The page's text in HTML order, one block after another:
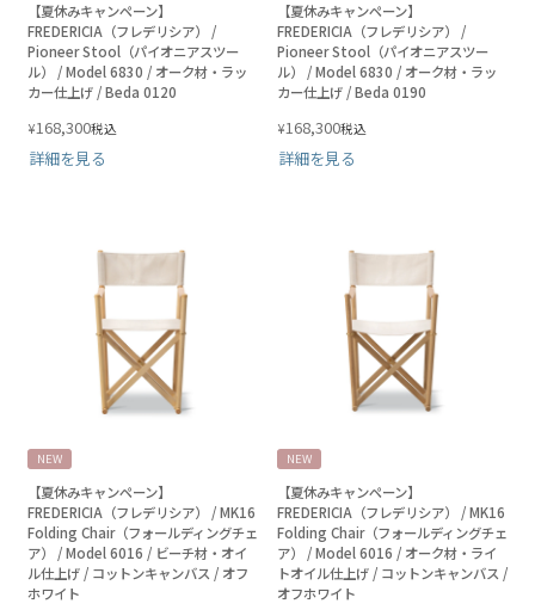
【夏休みキャンペーン】
FREDERICIA（フレデリシア） /
Pioneer Stool（パイオニアスツー
ル） / Model 6830 / オーク材・ラッ
カー仕上げ / Beda 0120
¥168,300税込
詳細を見る
【夏休みキャンペーン】
FREDERICIA（フレデリシア） /
Pioneer Stool（パイオニアスツー
ル） / Model 6830 / オーク材・ラッ
カー仕上げ / Beda 0190
¥168,300税込
詳細を見る
NEW
【夏休みキャンペーン】
FREDERICIA（フレデリシア） / MK16
Folding Chair（フォールディングチェ
ア） / Model 6016 / ビーチ材・オイ
ル仕上げ / コットンキャンバス / オフ
ホワイト
NEW
【夏休みキャンペーン】
FREDERICIA（フレデリシア） / MK16
Folding Chair（フォールディングチェ
ア） / Model 6016 / オーク材・ライ
トオイル仕上げ / コットンキャンバス /
オフホワイト